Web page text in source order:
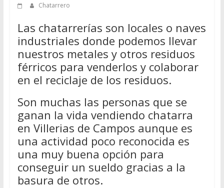
Chatarrero
Las chatarrerías son locales o naves
industriales donde podemos llevar
nuestros metales y otros residuos
férricos para venderlos y colaborar
en el reciclaje de los residuos.
Son muchas las personas que se
ganan la vida vendiendo chatarra
en Villerias de Campos aunque es
una actividad poco reconocida es
una muy buena opción para
conseguir un sueldo gracias a la
basura de otros.